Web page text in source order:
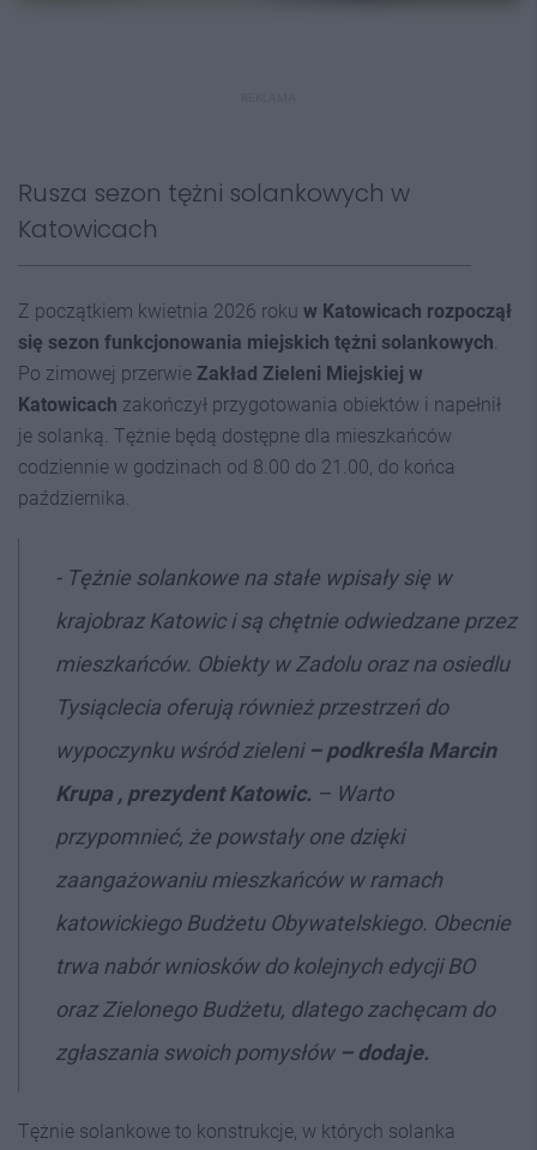
Rusza sezon tężni solankowych w
Katowicach
Z początkiem kwietnia 2026 roku w Katowicach rozpoczął
się sezon funkcjonowania miejskich tężni solankowych.
Po zimowej przerwie Zakład Zieleni Miejskiej w
Katowicach zakończył przygotowania obiektów i napełnił
je solanką. Tężnie będą dostępne dla mieszkańców
codziennie w godzinach od 8.00 do 21.00, do końca
października.
- Tężnie solankowe na stałe wpisały się w
krajobraz Katowic i są chętnie odwiedzane przez
mieszkańców. Obiekty w Zadolu oraz na osiedlu
Tysiąclecia oferują również przestrzeń do
wypoczynku wśród zieleni – podkreśla Marcin
Krupa , prezydent Katowic. – Warto
przypomnieć, że powstały one dzięki
zaangażowaniu mieszkańców w ramach
katowickiego Budżetu Obywatelskiego. Obecnie
trwa nabór wniosków do kolejnych edycji BO
oraz Zielonego Budżetu, dlatego zachęcam do
zgłaszania swoich pomysłów – dodaje.
Tężnie solankowe to konstrukcje, w których solanka